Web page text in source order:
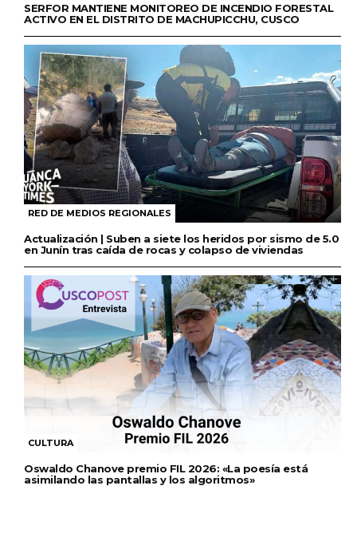
SERFOR MANTIENE MONITOREO DE INCENDIO FORESTAL
ACTIVO EN EL DISTRITO DE MACHUPICCHU, CUSCO
RED DE MEDIOS REGIONALES
Actualización | Suben a siete los heridos por sismo de 5.0
en Junín tras caída de rocas y colapso de viviendas
CULTURA
Oswaldo Chanove premio FIL 2026: «La poesía está
asimilando las pantallas y los algoritmos»